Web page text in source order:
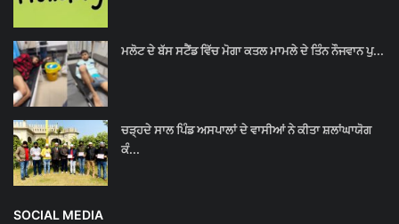
ਮਲੋਟ ਦੇ ਬੱਸ ਸਟੈਂਡ ਵਿੱਚ ਮੋਗਾ ਕਤਲ ਮਾਮਲੇ ਦੇ ਤਿੰਨ ਨੌਜਵਾਨ ਪੁ...
ਚੜ੍ਹਦੇ ਸਾਲ ਪਿੰਡ ਅਸਪਾਲਾਂ ਦੇ ਵਾਸੀਆਂ ਨੇ ਕੀਤਾ ਸ਼ਲਾਂਘਾਯੋਗ
ਕੰ...
SOCIAL MEDIA